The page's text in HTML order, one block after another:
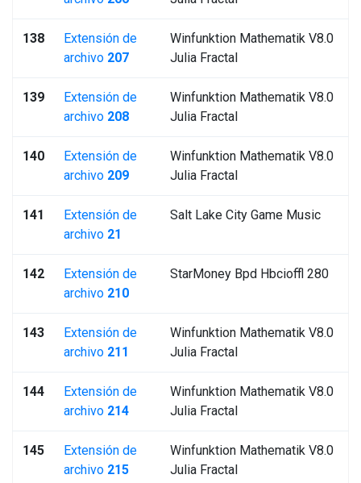
138
Extensión de
archivo 207
Winfunktion Mathematik V8.0
Julia Fractal
139
Extensión de
archivo 208
Winfunktion Mathematik V8.0
Julia Fractal
140
Extensión de
archivo 209
Winfunktion Mathematik V8.0
Julia Fractal
141
Extensión de
archivo 21
Salt Lake City Game Music
142
Extensión de
archivo 210
StarMoney Bpd Hbcioffl 280
143
Extensión de
archivo 211
Winfunktion Mathematik V8.0
Julia Fractal
144
Extensión de
archivo 214
Winfunktion Mathematik V8.0
Julia Fractal
145
Extensión de
archivo 215
Winfunktion Mathematik V8.0
Julia Fractal